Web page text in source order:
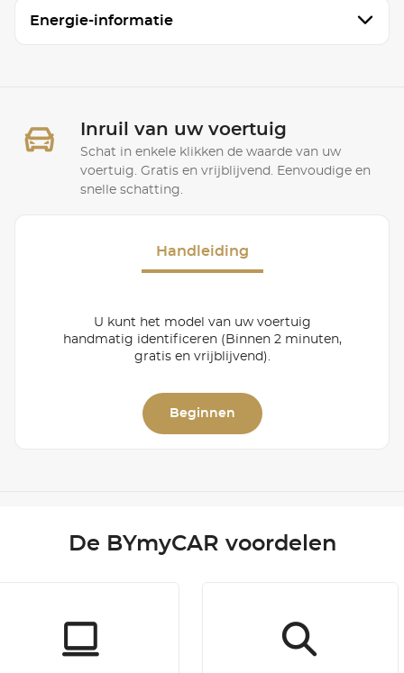
Energie-informatie
Inruil van uw voertuig
Schat in enkele klikken de waarde van uw
voertuig. Gratis en vrijblijvend. Eenvoudige en
snelle schatting.
Handleiding
U kunt het model van uw voertuig
handmatig identificeren (Binnen 2 minuten,
gratis en vrijblijvend).
Beginnen
De BYmyCAR voordelen